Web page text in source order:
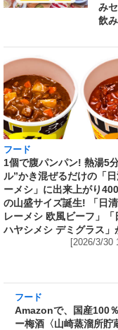
み
飲
フード
1個で腹パンパン! 熱湯5
ル”かき混ぜるだけの「
ーメシ」に出来上がり
の山盛サイズ誕生! 「日
レーメシ 欧風ビーフ」「
ハヤシメシ デミグラス」
[2026/3/30
用